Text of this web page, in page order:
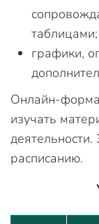
таблицами;
графики,
Онлайн-
изучать
расписанию.